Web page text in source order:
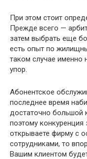
При этом стоит
Прежде всего —
затем выбрать еще
есть опыт по
таком случае именно
упор.
Абонентское
последнее время
достаточно большой
поэтому
открываете фирму с
сотрудниками, то
Вашим клиентом